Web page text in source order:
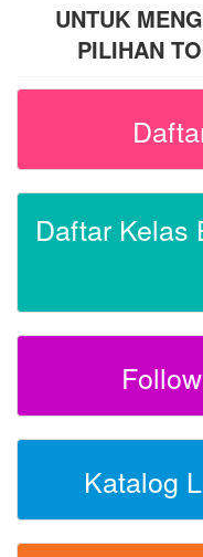
UNTUK
PILIHAN
Daftar Kelas
Katalog